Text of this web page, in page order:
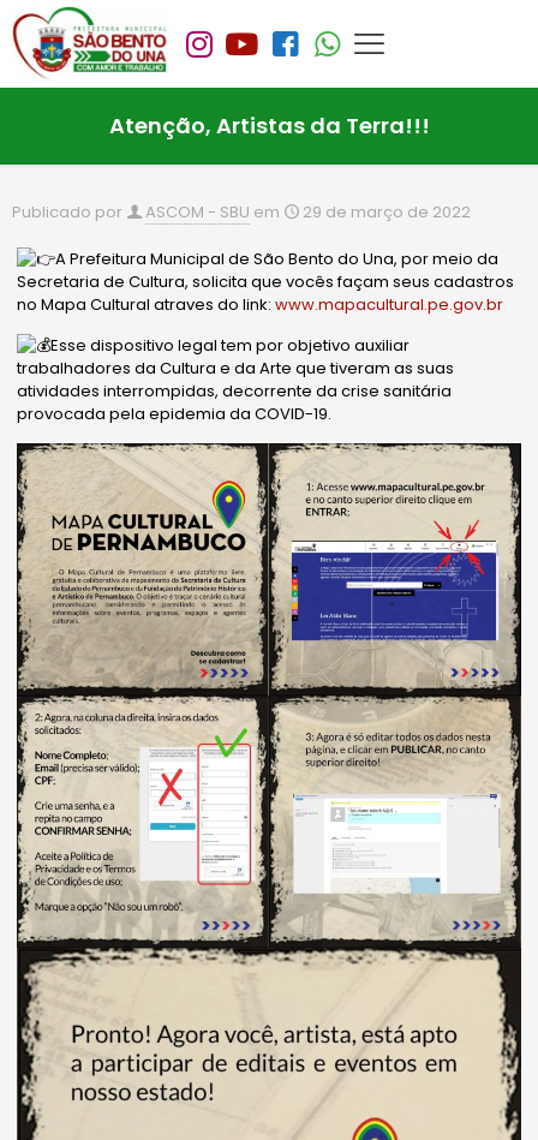
Atenção, Artistas da Terra!!!
Publicado por ASCOM - SBU em 29 de março de 2022
A Prefeitura Municipal de São Bento do Una, por meio da
Secretaria de Cultura, solicita que vocês façam seus cadastros
no Mapa Cultural atraves do link:www.mapacultural.pe.gov.br
Esse dispositivo legal tem por objetivo auxiliar
trabalhadores da Cultura e da Arte que tiveram as suas
atividades interrompidas, decorrente da crise sanitária
provocada pela epidemia da COVID-19.